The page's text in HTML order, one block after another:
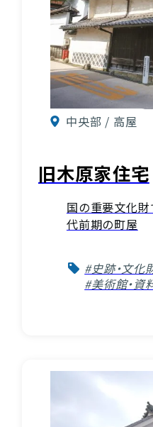
中央部 / 高屋
旧木原家住宅
国の重要文化
代前期の町屋
#史跡・文化
#美術館・資